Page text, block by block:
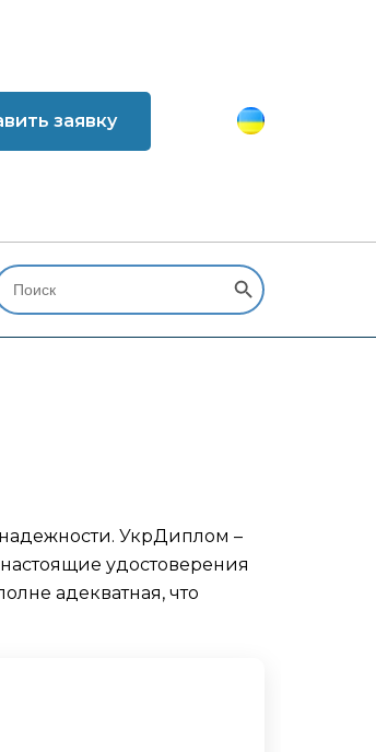
заявку
Search Button
надежности. УкрДиплом –
удостоверения
адекватная, что